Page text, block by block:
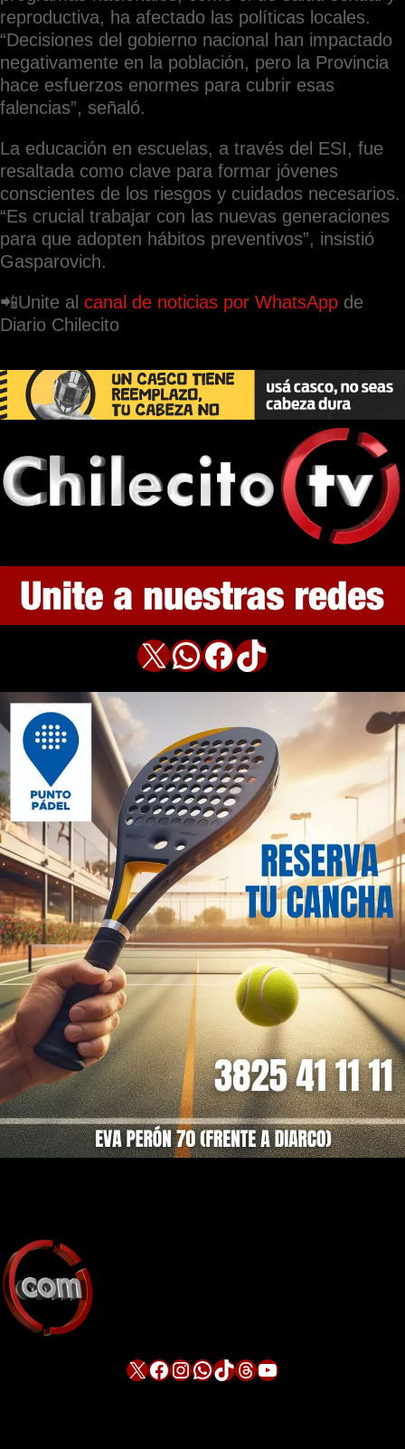
reproductiva, ha afectado las políticas locales.
“Decisiones del gobierno nacional han impactado
negativamente en la población, pero la Provincia
hace esfuerzos enormes para cubrir esas
falencias”, señaló.
La educación en escuelas, a través del ESI, fue
resaltada como clave para formar jóvenes
conscientes de los riesgos y cuidados necesarios.
“Es crucial trabajar con las nuevas generaciones
para que adopten hábitos preventivos”, insistió
Gasparovich.
📲Unite al canal de noticias por WhatsApp de
Diario Chilecito
X WhatsApp Facebook TikTok
X Facebook InstagramWhatsApp TikTok Threads YouTube